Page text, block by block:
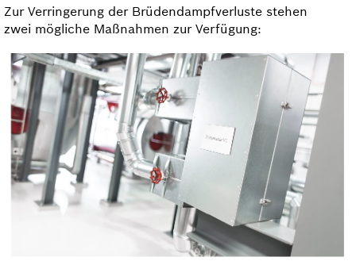
Zur Verringerung der Brüdendampfverluste stehen
zwei mögliche Maßnahmen zur Verfügung: